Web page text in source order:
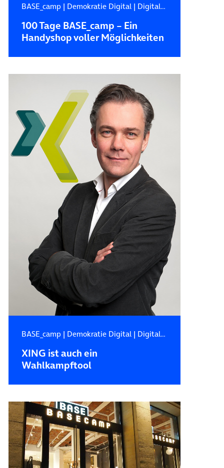
BASE_camp | Demokratie Digital| Digitale Zukunft
100 Tage BASE_camp – Ein
Handyshop voller Möglichkeiten
BASE_camp | Demokratie Digital| Digitale Zukunft
XING ist auch ein
Wahlkampftool